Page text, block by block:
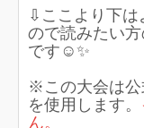
⇩ここより下は
ので読みたい
です☺️✨
※この大会は公
を使用します。
ん。